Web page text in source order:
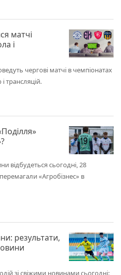
матчі
і
чергові матчі в чемпіонатах
трансляцій.
відбудеться сьогодні, 28
«Агробізнес» в
результати,